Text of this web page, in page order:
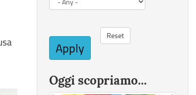
Apply
Reset
Oggi scopriamo...